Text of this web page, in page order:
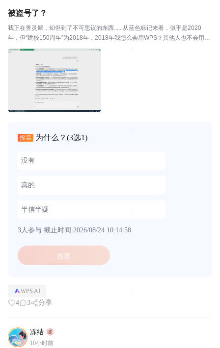
被盗号了？
我正在查灵犀，却但到了不可思议的东西......从蓝色标记来看，似乎是2020
年，但“建校150周年”为2018年，2018年我怎么会用WPS？其他人也不会用W
PS，为什么？
投票 为什么？ (3选1)
没有
真的
半信半疑
3人参与 截止时间:2026/08/24 10:14:58
投票
WPS AI
4 3 分享
冻结
10小时前